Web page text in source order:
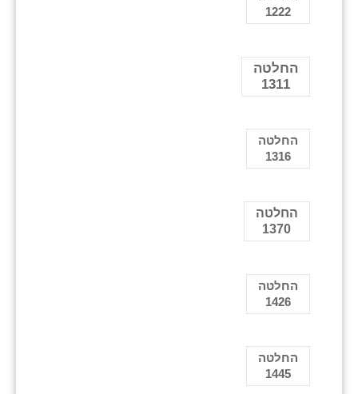
1222
החלטה
1311
החלטה
1316
החלטה
1370
החלטה
1426
החלטה
1445